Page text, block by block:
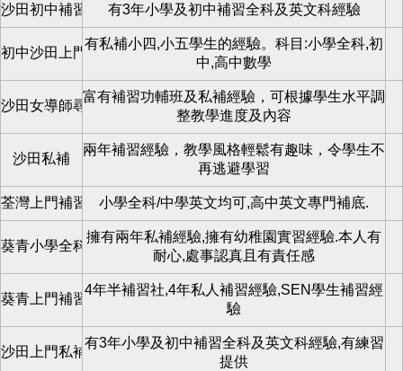
沙田初中補習全科有3年小學及初中補習全科及英文科經驗
初中沙田上門補習
有私補小四,小五學生的經驗。科目:小學全科,初
中,高中數學
沙田女導師尋學生
富有補習功輔班及私補經驗，可根據學生水平調
整教學進度及內容
沙田私補
兩年補習經驗，教學風格輕鬆有趣味，令學生不
再逃避學習
荃灣上門補習 小學全科/中學英文均可,高中英文專門補底.
葵青小學全科補習
擁有兩年私補經驗,擁有幼稚園實習經驗.本人有
耐心,處事認真且有責任感
葵青上門補習
4年半補習社,4年私人補習經驗,SEN學生補習經
驗
沙田上門私補
有3年小學及初中補習全科及英文科經驗,有練習
提供